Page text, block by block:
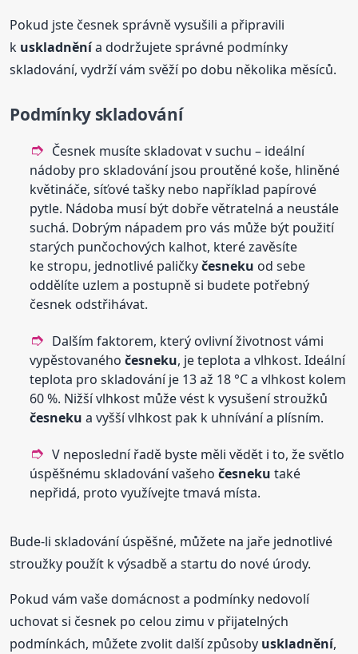
Pokud jste česnek správně vysušili a připravili
k uskladněnía dodržujete správné podmínky
skladování, vydrží vám svěží po dobu několika měsíců.
Podmínky skladování
Česnek musíte skladovat v suchu – ideální
nádoby pro skladování jsou proutěné koše, hliněné
květináče, síťové tašky nebo například papírové
pytle. Nádoba musí být dobře větratelná a neustále
suchá. Dobrým nápadem pro vás může být použití
starých punčochových kalhot, které zavěsíte
ke stropu, jednotlivé paličkyčesneku od sebe
oddělíte uzlem a postupně si budete potřebný
česnek odstřihávat.
Dalším faktorem, který ovlivní životnost vámi
vypěstovanéhočesneku, je teplota a vlhkost. Ideální
teplota pro skladování je 13 až 18 °C a vlhkost kolem
60 %. Nižší vlhkost může vést k vysušení stroužků
česneku a vyšší vlhkost pak k uhnívání a plísním.
V neposlední řadě byste měli vědět i to, že světlo
úspěšnému skladování vašehočesneku také
nepřidá, proto využívejte tmavá místa.
Bude-li skladování úspěšné, můžete na jaře jednotlivé
stroužky použít k výsadbě a startu do nové úrody.
Pokud vám vaše domácnost a podmínky nedovolí
uchovat si česnek po celou zimu v přijatelných
podmínkách, můžete zvolit další způsoby uskladnění,